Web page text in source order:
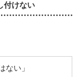
付けない
ない」